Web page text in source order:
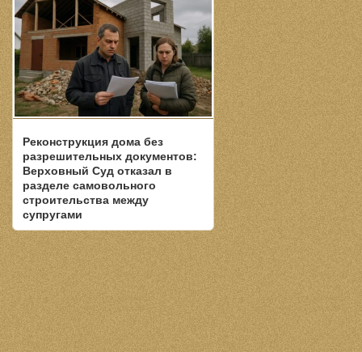
Реконструкция дома без
разрешительных документов:
Верховный Суд отказал в
разделе самовольного
строительства между
супругами